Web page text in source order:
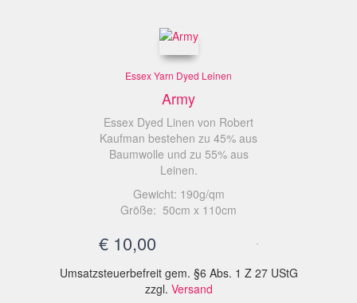
Essex Yarn Dyed Leinen
Army
Essex Dyed Linen von Robert
Kaufman bestehen zu 45% aus
Baumwolle und zu 55% aus
Leinen.
Gewicht: 190g/qm
Größe: 50cm x 110cm
€ 10,00
Umsatzsteuerbefreit gem. §6 Abs. 1 Z 27 UStG
zzgl. Versand